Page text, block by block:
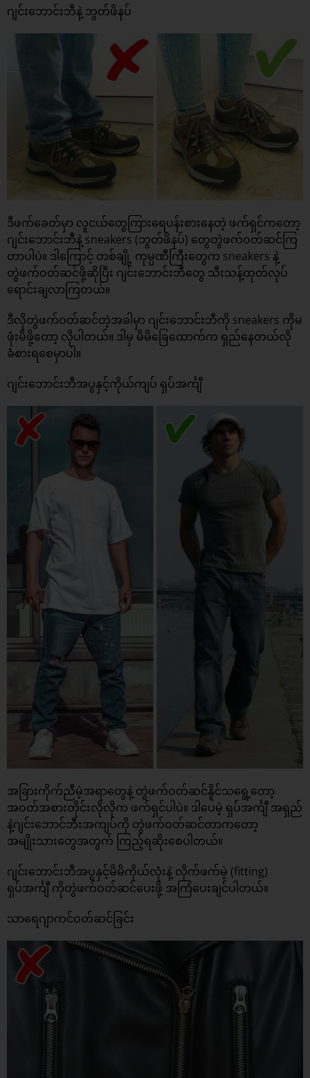
ဂျင်းဘောင်းဘီနဲ့ ဘွတ်ဖိနပ်
ဒီဖက်ခေတ်မှာ လူငယ်တွေကြားရေပန်းစားနေတဲ့ ဖက်ရှင်ကတော့
ဂျင်းဘောင်းဘီနဲ့ sneakers (ဘွတ်ဖိနပ်) တွေတွဲဖက်ဝတ်ဆင်ကြ
တာပါပဲ။ ဒါကြောင့် တစ်ချို့ ကုမ္ပဏီကြီးတွေက sneakers နဲ့
တွဲဖက်ဝတ်ဆင်ဖို့ဆိုပြီး ဂျင်းဘောင်းဘီတွေ သီးသန့်ထုတ်လုပ်
ရောင်းချလာကြတယ်။
ဒီလိုတွဲဖက်ဝတ်ဆင်တဲ့အခါမှာ ဂျင်းဘောင်းဘီကို sneakers ကိုမ
ဖုံးမိဖို့တော့ လိုပါတယ်။ ဒါမှ မိမိခြေထောက်က ရှည်နေတယ်လို
ခံစားရစေမှာပါ။
ဂျင်းဘောင်းဘီအပွနှင့်ကိုယ်ကျပ် ရှပ်အင်္ကျီ
အခြားကိုက်ညီမဲ့အရာတွေနဲ့ တွဲဖက်ဝတ်ဆင်နိူင်သရွေ့တော့
အဝတ်အစားတိုင်းလိုလိုက ဖက်ရှင်ပါပဲ။ ဒါပေမဲ့ ရှပ်အင်္ကျီ အရှည်
နဲ့ဂျင်းဘောင်ဘီးအကျပ်ကို တွဲဖက်ဝတ်ဆင်တာကတော့
အမျိုးသားတွေအတွက် ကြည့်ရဆိုးစေပါတယ်။
ဂျင်းဘောင်းဘီအပွနှင့်မိမိကိုယ်လုံးနဲ့ လိုက်ဖက်မဲ့ (fitting)
ရှပ်အင်္ကျီ ကိုတွဲဖက်ဝတ်ဆင်ပေးဖို့ အကြံပေးချင်ပါတယ်။
သာရေဂျာကင်ဝတ်ဆင်ခြင်း